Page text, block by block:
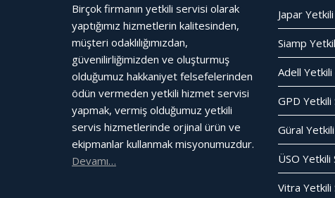
Birçok firmanın yetkili servisi olarak
yaptığımız hizmetlerin kalitesinden,
müşteri odaklılığımızdan,
güvenilirliğimizden ve oluşturmuş
olduğumuz hakkaniyet felsefelerinden
ödün vermeden yetkili hizmet servisi
yapmak, vermiş olduğumuz yetkili
servis hizmetlerinde orjinal ürün ve
ekipmanlar kullanmak misyonumuzdur.
Devamı…
Japar
Siamp
Adell Yetkili
GPD Yetkili
Güral
ÜSO Yetkili
Vitra Yetkili